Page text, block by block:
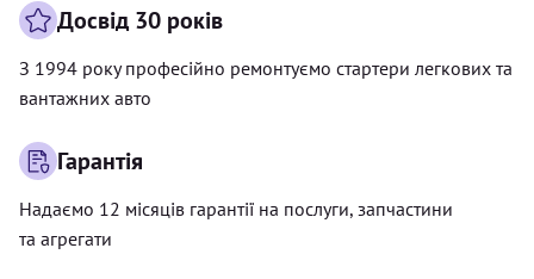
Досвід 30 років
З 1994 року професійно ремонтуємо стартери легкових та
вантажних авто
Гарантія
Надаємо 12 місяців гарантії на послуги, запчастини
та агрегати